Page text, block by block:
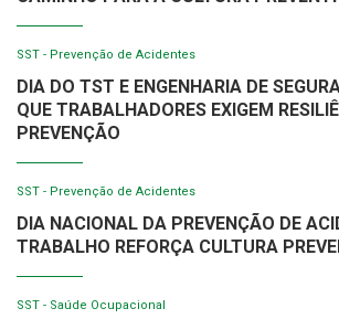
SST - Prevenção de Acidentes
DIA DO TST E ENGENHARIA DE
QUE TRABALHADORES EXIGEM
PREVENÇÃO
SST - Prevenção de Acidentes
DIA NACIONAL DA PREVENÇÃO DE
TRABALHO REFORÇA CULTURA
SST - Saúde Ocupacional